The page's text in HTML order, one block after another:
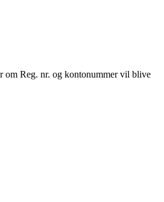
om Reg. nr. og kontonummer vil blive